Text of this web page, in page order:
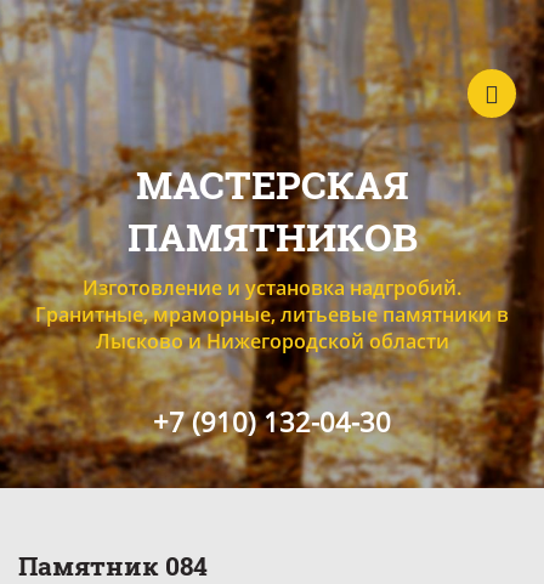
МАСТЕРСКАЯ
ПАМЯТНИКОВ
Изготовление и установка надгробий.
Гранитные, мраморные, литьевые памятники в
Лысково и Нижегородской области
+7 (910) 132-04-30
Памятник 084